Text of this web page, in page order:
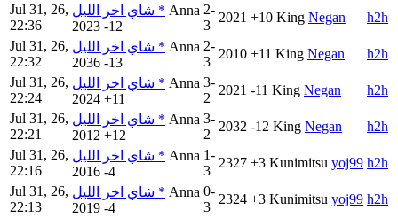
Jul 31, 26,
22:36
شاي اخر الليل * Anna
2023 -12
2-
3
2021 +10 King Negan
h2h
Jul 31, 26,
22:32
شاي اخر الليل * Anna
2036 -13
2-
3
2010 +11 King Negan
h2h
Jul 31, 26,
22:24
شاي اخر الليل * Anna
2024 +11
3-
2
2021 -11 King Negan
h2h
Jul 31, 26,
22:21
شاي اخر الليل * Anna
2012 +12
3-
2
2032 -12 King Negan
h2h
Jul 31, 26,
22:16
شاي اخر الليل * Anna
2016 -4
1-
3
2327 +3 Kunimitsu yoj99 h2h
Jul 31, 26,
22:13
شاي اخر الليل * Anna
2019 -4
0-
3
2324 +3 Kunimitsu yoj99 h2h